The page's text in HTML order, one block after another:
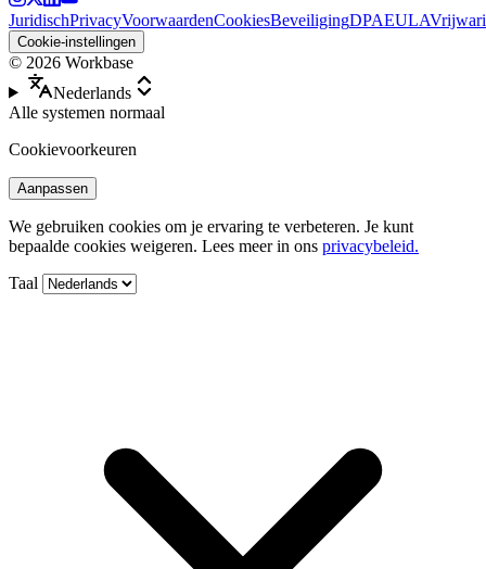
JuridischPrivacyVoorwaardenCookiesBeveiligingDPAEULA
Cookie-instellingen
© 2026 Workbase
Nederlands
Alle systemen normaal
Cookievoorkeuren
Aanpassen
We gebruiken cookies om je ervaring te verbeteren. Je kunt
bepaalde cookies weigeren. Lees meer in ons privacybeleid.
Taal